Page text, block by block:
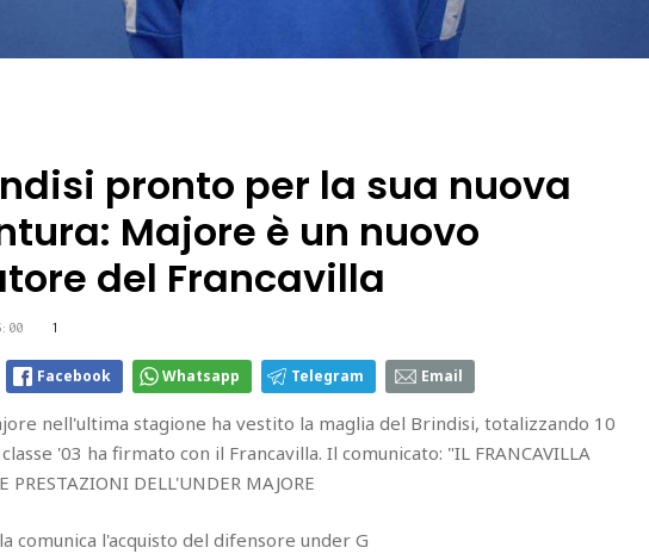
pronto per la sua nuova
Majore è un nuovo
del Francavilla
1
Facebook Whatsapp Telegram Email
nell'ultima stagione ha vestito la maglia del Brindisi, totalizzando 10
'03 ha firmato con il Francavilla. Il comunicato: "IL FRANCAVILLA
PRESTAZIONI DELL'UNDER MAJORE
comunica l'acquisto del difensore under G